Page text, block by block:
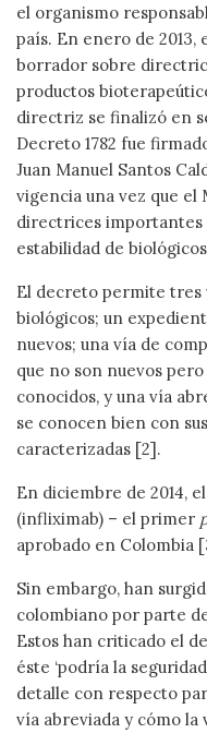
el organismo
país. En enero de
borrador sobre
productos
directriz se finalizó en
Decreto 1782 fue
Juan Manuel Santos
vigencia una vez que
directrices importantes
estabilidad de
El decreto permite tres
biológicos; un
nuevos; una vía de
que no son nuevos
conocidos, y una vía
se conocen bien con
caracterizadas [2].
En diciembre de 2014,
(infliximab) – el primer
aprobado en Colombia
Sin embargo, han
colombiano por parte
Estos han criticado el
éste ‘podría la
detalle con respecto
vía abreviada y cómo